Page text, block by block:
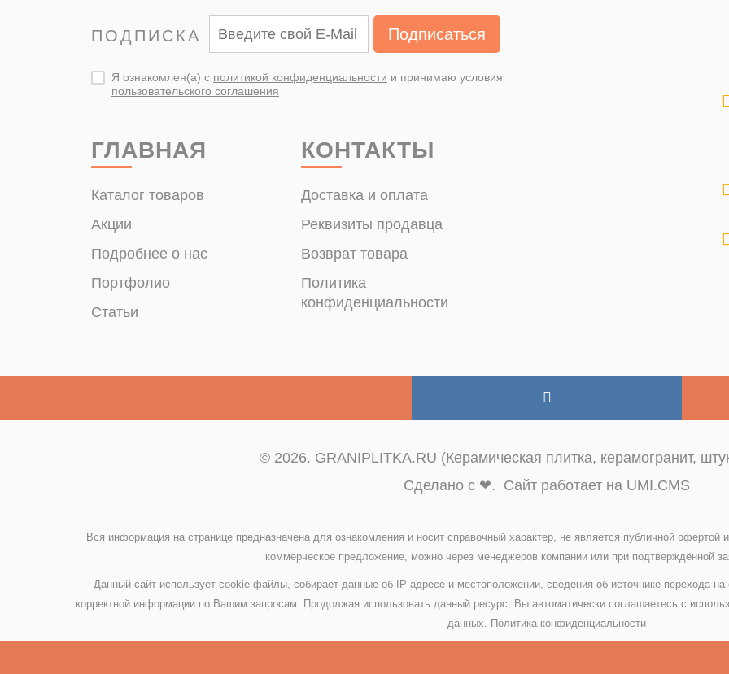
ПОДПИСКА Подписаться
Я ознакомлен(а) с политикой конфиденциальности и принимаю условия
пользовательского соглашения
ГЛАВНАЯ
Каталог товаров
Акции
Подробнее о нас
Портфолио
Статьи
КОНТАКТЫ
Доставка и оплата
Реквизиты продавца
Возврат товара
Политика
конфиденциальности
© 2026. GRANIPLITKA.RU (Керамическая плитка, керамогранит,
Сделано с ❤. Сайт работает на UMI.CMS
Вся информация на странице предназначена для ознакомления и носит справочный характер, не является публичной
коммерческое предложение, можно через менеджеров компании или при подтверждённой
Данный сайт использует cookie-файлы, собирает данные об IP-адресе и местоположении, сведения об источнике перехода
корректной информации по Вашим запросам. Продолжая использовать данный ресурс, Вы автоматически соглашаетесь с
данных. Политика конфиденциальности